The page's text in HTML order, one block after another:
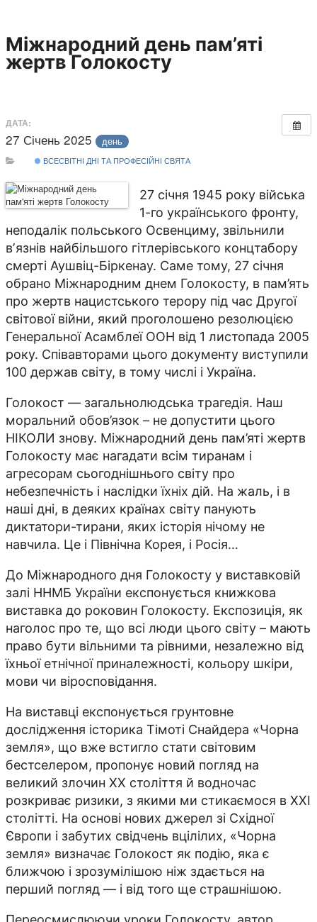
Міжнародний день пам’яті
жертв Голокосту
ДАТА:
27 Січень 2025 день
ВСЕСВІТНІ ДНІ ТА ПРОФЕСІЙНІ СВЯТА
27 січня 1945 року війська
1-го українського фронту,
неподалік польського Освенциму, звільнили
вʼязнів найбільшого гітлерівського концтабору
смерті Аушвіц-Біркенау. Саме тому, 27 січня
обрано Міжнародним днем Голокосту, в пам’ять
про жертв нацистського терору під час Другої
світової війни, який проголошено резолюцією
Генеральної Асамблеї ООН від 1 листопада 2005
року. Співавторами цього документу виступили
100 держав світу, в тому числі і Україна.
Голокост — загальнолюдська трагедія. Наш
моральний обов’язок – не допустити цього
НІКОЛИ знову. Міжнародний день пам’яті жертв
Голокосту має нагадати всім тиранам і
агресорам сьогоднішнього світу про
небезпечність і наслідки їхніх дій. На жаль, і в
наші дні, в деяких країнах світу панують
диктатори-тирани, яких історія нічому не
навчила. Це і Північна Корея, і Росія…
До Міжнародного дня Голокосту у виставковій
залі ННМБ України експонується книжкова
виставка до роковин Голокосту. Експозиція, як
наголос про те, що всі люди цього світу – мають
право бути вільними та рівними, незалежно від
їхньої етнічної приналежності, кольору шкіри,
мови чи віросповідання.
На виставці експонується грунтовне
дослідження історика Тімоті Снайдера «Чорна
земля», що вже встигло стати світовим
бестселером, пропонує новий погляд на
великий злочин XX століття й водночас
розкриває ризики, з якими ми стикаємося в XXI
столітті. На основі нових джерел зі Східної
Європи і забутих свідчень вцілілих, «Чорна
земля» визначає Голокост як подію, яка є
ближчою і зрозумілішою ніж здається на
перший погляд — і від того ще страшнішою.